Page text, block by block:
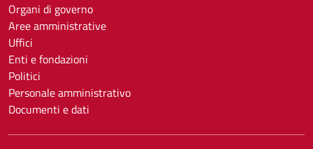
Organi di governo
Aree amministrative
Uffici
Enti e fondazioni
Politici
Personale amministrativo
Documenti e dati